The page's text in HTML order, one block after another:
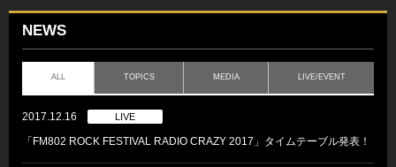
NEWS
ALL TOPICS MEDIA LIVE/EVENT
2017.12.16 LIVE
「FM802 ROCK FESTIVAL RADIO CRAZY 2017」タイムテーブル発表！